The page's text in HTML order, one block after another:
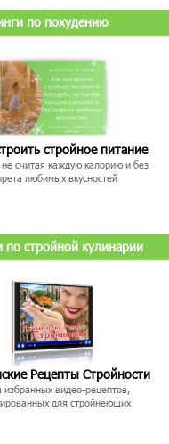
по похудению
стройное питание
не считая каждую калорию и без
любимых вкусностей
по стройной кулинарии
Рецепты Стройности
избранных видео-рецептов,
для стройнеющих